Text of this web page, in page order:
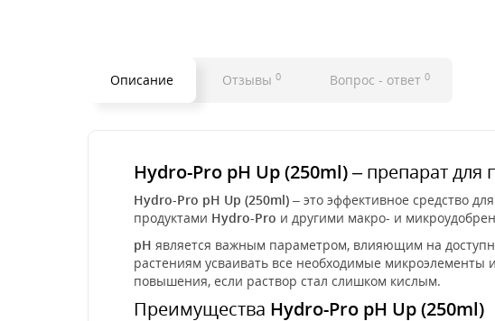
Описание Отзывы 0 Вопрос - ответ 0
Hydro-Pro pH Up (250ml)– препарат для
Hydro-Pro pH Up (250ml) – это эффективное средство для
продуктами Hydro-Pro и другими макро- и
pH является важным параметром, влияющим на
растениям усваивать все необходимые микроэлементы
повышения, если раствор стал слишком кислым.
Преимущества Hydro-Pro pH Up (250ml)